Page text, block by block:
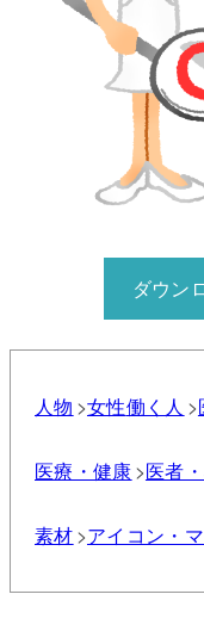
ダウン
人物 女性働く人
医療・健康 医者
素材 アイコン・